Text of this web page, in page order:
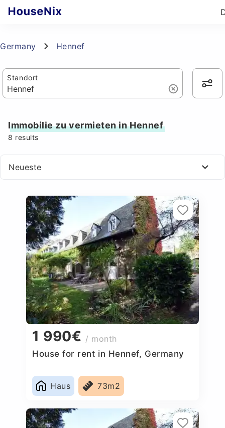
Germany Hennef
Standort
Immobilie zu vermieten in Hennef
8 results
Neueste
1 990€ / month
House for rent in Hennef, Germany
Haus 73m2